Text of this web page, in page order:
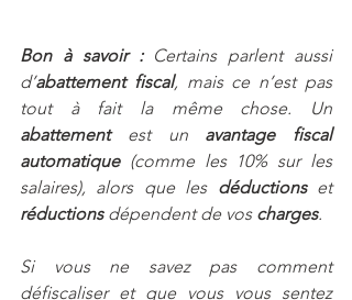
Bon à savoir : Certains parlent aussi
d’abattement fiscal, mais ce n’est pas
abattement est un avantage fiscal
automatique (comme les 10% sur les
salaires), alors que les déductions
et
réductions dépendent de vos charges.
Si vous ne savez pas comment
défiscaliser et que vous vous sentez